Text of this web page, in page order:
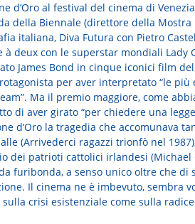
d’Oro al festival del cinema di
della Biennale (direttore della
italiana, Diva Futura con Pietro
deux con le superstar mondiali Lady
James Bond in cinque iconici film
per aver interpretato “le più
Ma il premio maggiore, come
di aver girato “per chiedere una
d’Oro la tragedia che accomunava
(Arrivederci ragazzi trionfò nel
dei patrioti cattolici irlandesi (Michael
furibonda, a senso unico oltre che di
Il cinema ne è imbevuto, sembra
crisi esistenziale come sulla